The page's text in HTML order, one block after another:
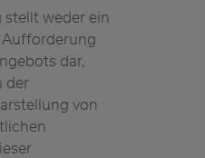
stellt weder ein
dar,
der
von